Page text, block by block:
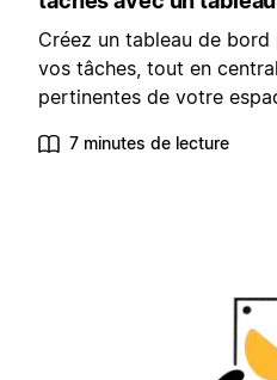
Créez un tableau de
vos tâches, tout en
pertinentes de votre
7 minutes de lecture